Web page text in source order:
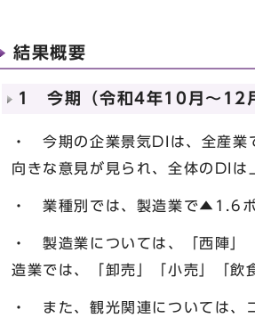
結果概要
1 今期（令和4年10月～12
・ 今期の企業景気DIは、全産
向きな意見が見られ、全体のDI
・ 業種別では、製造業で▲1.6
・ 製造業については、「西陣」
造業では、「卸売」「小売」「飲
・ また、観光関連については、